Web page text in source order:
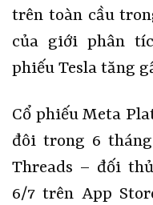
trên toàn cầu
của giới phân
phiếu Tesla tăng
Cổ phiếu Meta
đôi trong 6
Threads – đối
6/7 trên App